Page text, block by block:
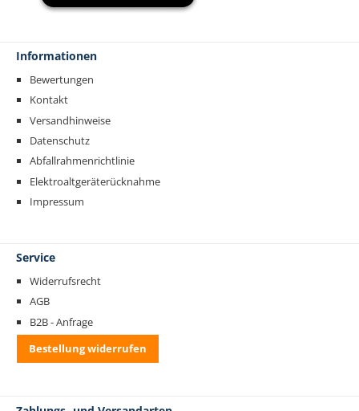
Informationen
Bewertungen
Kontakt
Versandhinweise
Datenschutz
Abfallrahmenrichtlinie
Elektroaltgeräterücknahme
Impressum
Service
Widerrufsrecht
AGB
B2B - Anfrage
Bestellung widerrufen